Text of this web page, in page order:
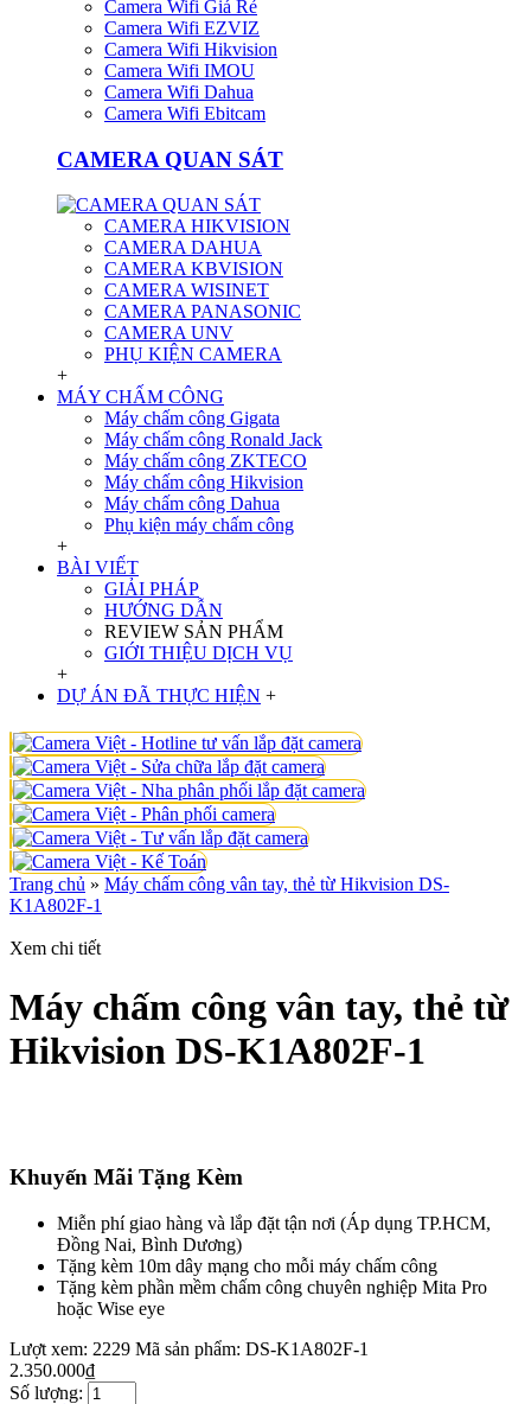
Camera Wifi Giá Rẻ
Camera Wifi EZVIZ
Camera Wifi Hikvision
Camera Wifi IMOU
Camera Wifi Dahua
Camera Wifi Ebitcam
CAMERA QUAN SÁT
CAMERA HIKVISION
CAMERA DAHUA
CAMERA KBVISION
CAMERA WISINET
CAMERA PANASONIC
CAMERA UNV
PHỤ KIỆN CAMERA
+
MÁY CHẤM CÔNG
Máy chấm công Gigata
Máy chấm công Ronald Jack
Máy chấm công ZKTECO
Máy chấm công Hikvision
Máy chấm công Dahua
Phụ kiện máy chấm công
+
BÀI VIẾT
GIẢI PHÁP
HƯỚNG DẪN
REVIEW SẢN PHẨM
GIỚI THIỆU DỊCH VỤ
+
DỰ ÁN ĐÃ THỰC HIỆN +
Trang chủ » Máy chấm công vân tay, thẻ từ Hikvision DS-
K1A802F-1
Xem chi tiết
Máy chấm công vân tay, thẻ từ
Hikvision DS-K1A802F-1
Khuyến Mãi Tặng Kèm
Miễn phí giao hàng và lắp đặt tận nơi (Áp dụng TP.HCM,
Đồng Nai, Bình Dương)
Tặng kèm 10m dây mạng cho mỗi máy chấm công
Tặng kèm phần mềm chấm công chuyên nghiệp Mita Pro
hoặc Wise eye
Lượt xem: 2229 Mã sản phẩm: DS-K1A802F-1
2.350.000₫
Số lượng: